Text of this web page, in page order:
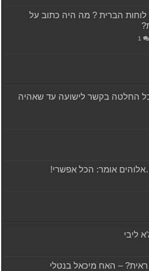
הברית ? מה היה כתוב על
1
החלטה בקשר לישועה עד שאהיה
אומר: הכל אפשרי!
ליבי